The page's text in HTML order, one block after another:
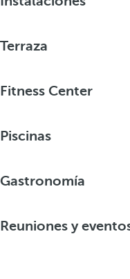
Terraza
Fitness Center
Piscinas
Gastronomía
Reuniones y